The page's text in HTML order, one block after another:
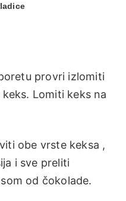
provri izlomiti
Lomiti keks na
obe vrste keksa ,
i sve preliti
od čokolade.